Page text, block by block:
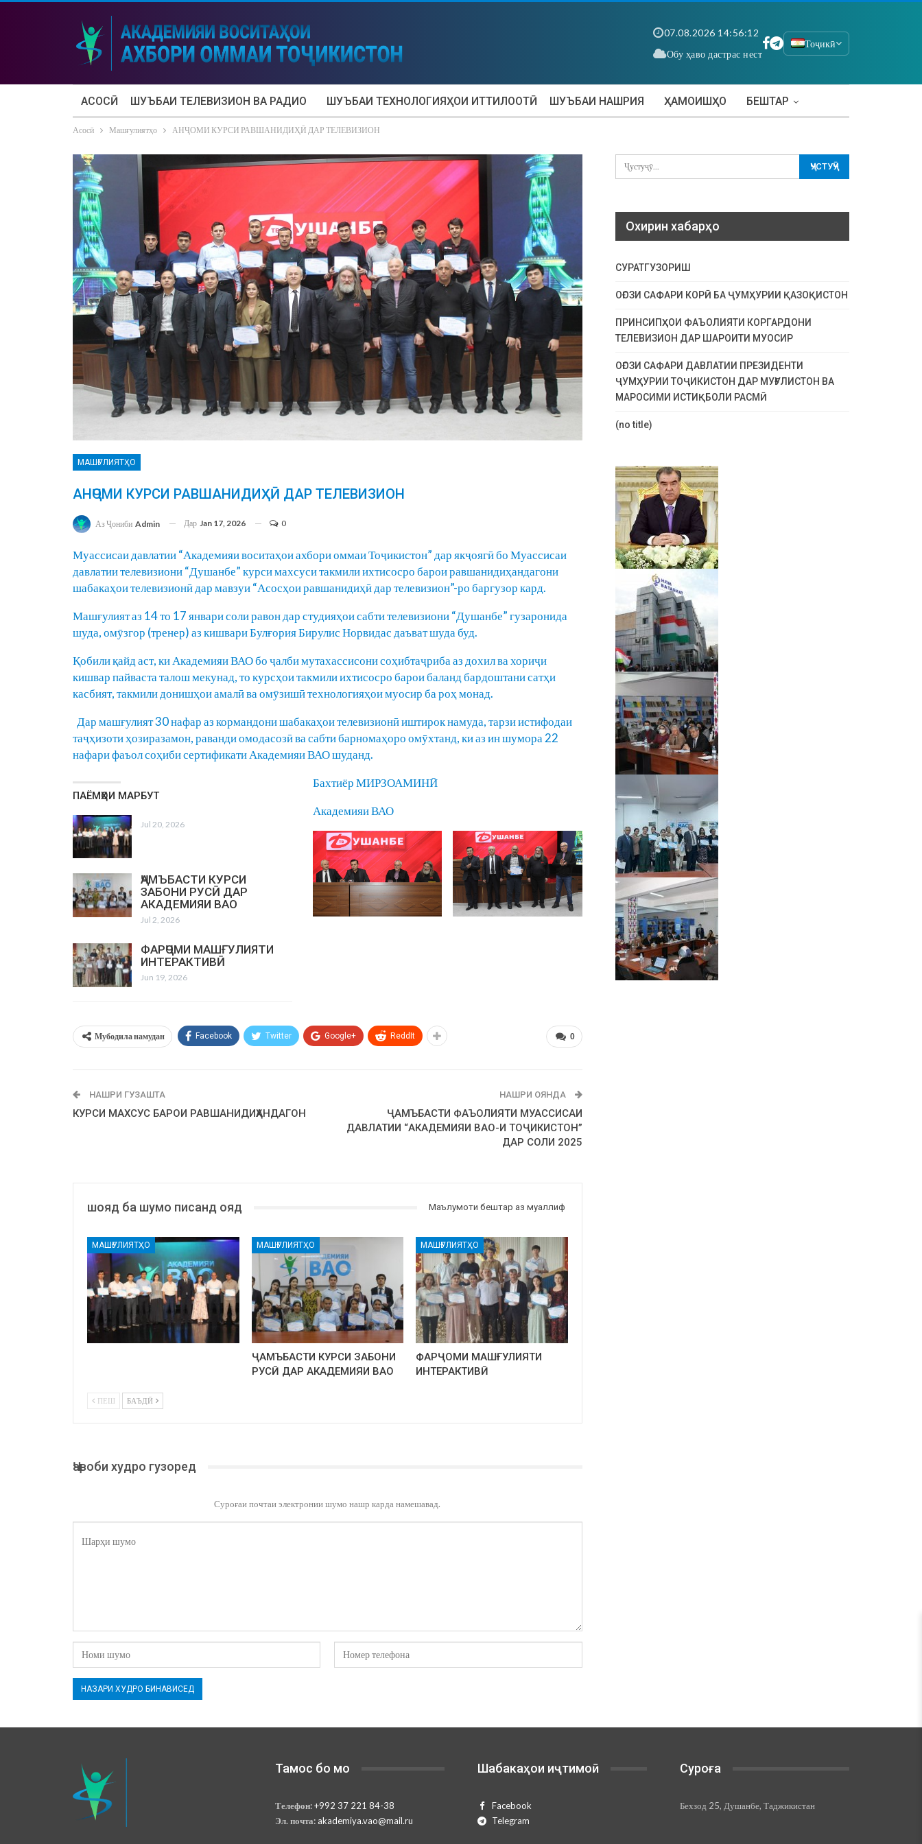
07.08.2026 14:56:13
Обу ҳаво дастрас нест
Тоҷикӣ
АСОСӢ ШУЪБАИ ТЕЛЕВИЗИОН ВА РАДИО ШУЪБАИ ТЕХНОЛОГИЯҲОИ ИТТИЛООТӢ ШУЪБАИ НАШРИЯ ҲАМОИШҲО БЕШТАР
Асосӣ Машғулиятҳо АНҶОМИ КУРСИ РАВШАНИДИҲӢ ДАР ТЕЛЕВИЗИОН
МАШҒУЛИЯТҲО
АНҶОМИ КУРСИ РАВШАНИДИҲӢ ДАР ТЕЛЕВИЗИОН
Аз Ҷониби Admin Дар Jan 17, 2026 0
Муассисаи давлатии “Академияи воситаҳои ахбори оммаи Тоҷикистон” дар якҷоягӣ бо Муассисаи
давлатии телевизиони “Душанбе” курси махсуси такмили ихтисосро барои равшанидиҳандагони
шабакаҳои телевизионӣ дар мавзуи “Асосҳои равшанидиҳӣ дар телевизион”-ро баргузор кард.
Машғулият аз 14 то 17 январи соли равон дар студияҳои сабти телевизиони “Душанбе” гузаронида
шуда, омӯзгор (тренер) аз кишвари Булғория Бирулис Норвидас даъват шуда буд.
Қобили қайд аст, ки Академияи ВАО бо ҷалби мутахассисони соҳибтаҷриба аз дохил ва хориҷи
кишвар пайваста талош мекунад, то курсҳои такмили ихтисосро барои баланд бардоштани сатҳи
касбият, такмили донишҳои амалӣ ва омӯзишӣ технологияҳои муосир ба роҳ монад.
Дар машғулият 30 нафар аз кормандони шабакаҳои телевизионӣ иштирок намуда, тарзи истифодаи
таҷҳизоти ҳозиразамон, раванди омодасозӣ ва сабти барномаҳоро омӯхтанд, ки аз ин шумора 22
нафари фаъол соҳиби сертификати Академияи ВАО шуданд.
ПАЁМҲОИ МАРБУТ
Jul 20, 2026
ҶАМЪБАСТИ КУРСИ
ЗАБОНИ РУСӢ ДАР
АКАДЕМИЯИ ВАО
Jul 2, 2026
ФАРҶОМИ МАШҒУЛИЯТИ
ИНТЕРАКТИВӢ
Jun 19, 2026
Бахтиёр МИРЗОАМИНӢ
Академияи ВАО
0
Мубодила намудан Facebook Twitter Google+ ReddIt
НАШРИ ГУЗАШТА
КУРСИ МАХСУС БАРОИ РАВШАНИДИҲАНДАГОН
НАШРИ ОЯНДА
ҶАМЪБАСТИ ФАЪОЛИЯТИ МУАССИСАИ
ДАВЛАТИИ “АКАДЕМИЯИ ВАО-И ТОҶИКИСТОН”
ДАР СОЛИ 2025
шояд ба шумо писанд ояд Маълумоти бештар аз муаллиф
МАШҒУЛИЯТҲО МАШҒУЛИЯТҲО
ҶАМЪБАСТИ КУРСИ ЗАБОНИ
РУСӢ ДАР АКАДЕМИЯИ ВАО
МАШҒУЛИЯТҲО
ФАРҶОМИ МАШҒУЛИЯТИ
ИНТЕРАКТИВӢ
ПЕШ БАЪДӢ
Ҷавоби худро гузоред
Суроғаи почтаи электронии шумо нашр карда намешавад.
Охирин хабарҳо
СУРАТГУЗОРИШ
ОҒОЗИ САФАРИ КОРӢ БА ҶУМҲУРИИ ҚАЗОҚИСТОН
ПРИНСИПҲОИ ФАЪОЛИЯТИ КОРГАРДОНИ
ТЕЛЕВИЗИОН ДАР ШАРОИТИ МУОСИР
ОҒОЗИ САФАРИ ДАВЛАТИИ ПРЕЗИДЕНТИ
ҶУМҲУРИИ ТОҶИКИСТОН ДАР МУҒУЛИСТОН ВА
МАРОСИМИ ИСТИҚБОЛИ РАСМӢ
(no title)
Тамос бо мо
Телефон:+992 37 221 84-38
Эл. почта: akademiya.vao@mail.ru
Шабакаҳои иҷтимоӣ
Facebook
Telegram
Суроға
Бехзод 25, Душанбе, Таджикистан